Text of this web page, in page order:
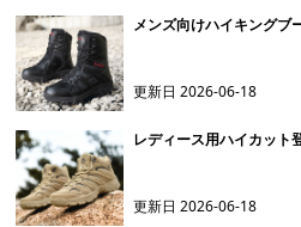
メンズ向けハイキングブ
更新日2026-06-18
レディース用ハイカット
更新日2026-06-18